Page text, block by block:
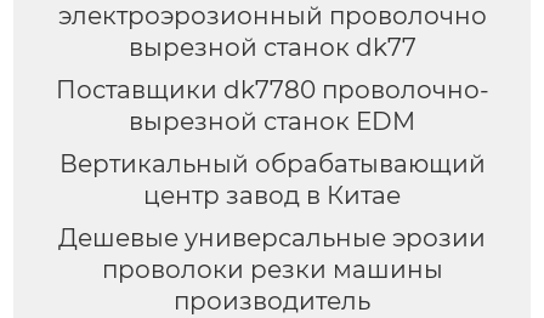
электроэрозионный проволочно
вырезной станок dk77
Поставщики dk7780 проволочно-
вырезной станок EDM
Вертикальный обрабатывающий
центр завод в Китае
Дешевые универсальные эрозии
проволоки резки машины
производитель